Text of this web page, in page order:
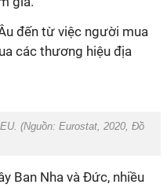
đến từ việc người mua
các thương hiệu địa
(Nguồn: Eurostat, 2020, Đồ
Ban Nha và Đức, nhiều